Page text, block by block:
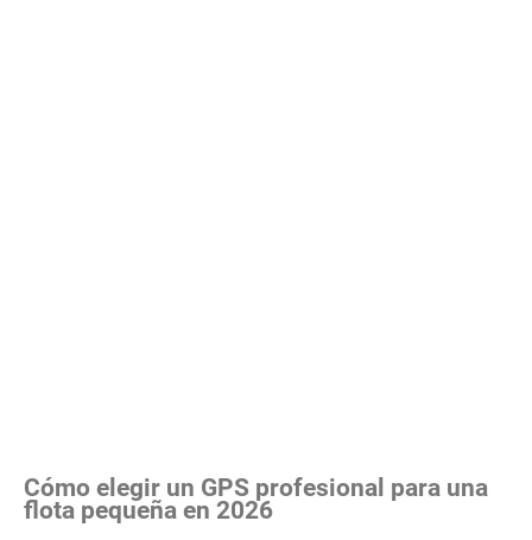
Cómo elegir un GPS profesional para una
flota pequeña en 2026